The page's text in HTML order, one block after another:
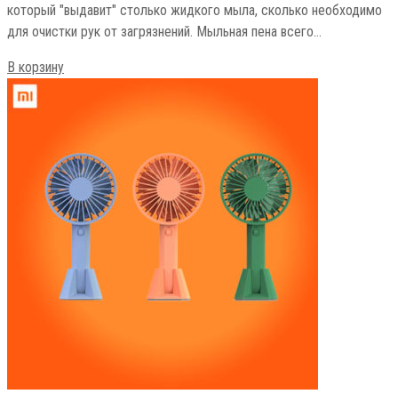
который "выдавит" столько жидкого мыла, сколько необходимо
для очистки рук от загрязнений. Мыльная пена всего…
В корзину